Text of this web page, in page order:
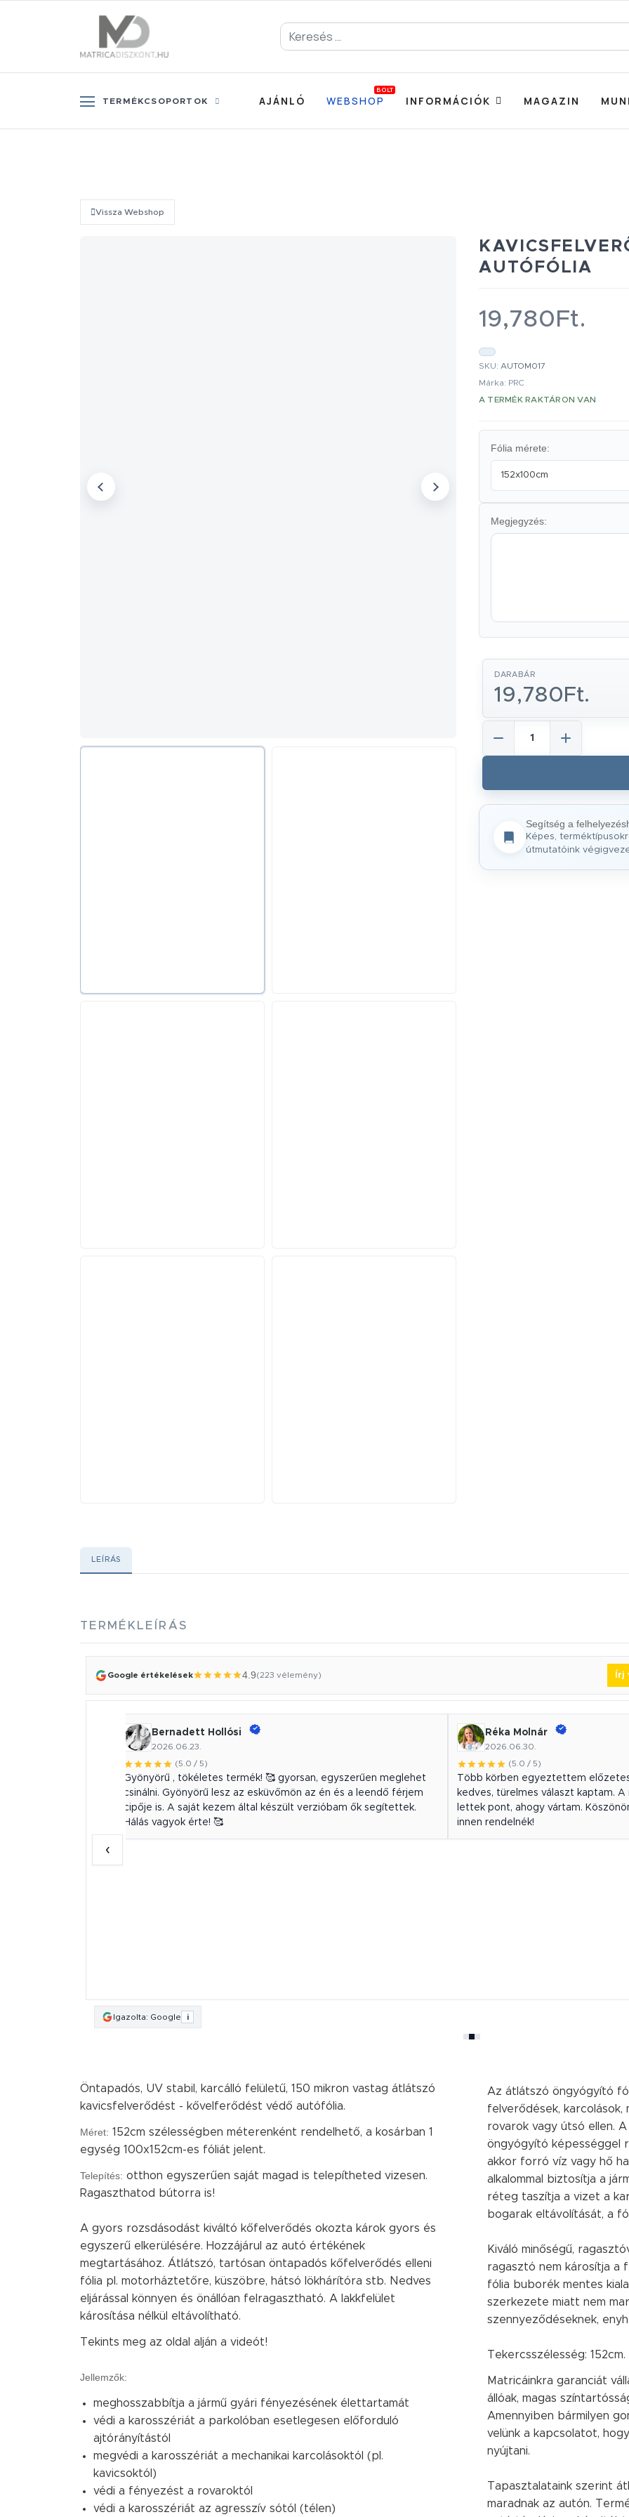
TERMÉKCSOPORTOK AJÁNLÓ WEBSHOP
BOLT
INFORMÁCIÓK MAGAZIN
Vissza Webshop
AUTÓFÓLIA
19,780Ft.
SKU: AUTOM017
Márka: PRC
A TERMÉK RAKTÁRON VAN
Fólia mérete:
152x100cm
Megjegyzés:
DARABÁR
19,780Ft.
Segítség a
Képes,
útmutatóink
LEÍRÁS
TERMÉKLEÍRÁS
Google értékelések 4.9(223 vélemény) Írj
közül! Hamarosan
Bernadett Hollósi
2026.06.23.
(5.0 / 5)
Gyönyörű , tökéletes termék! 🥰 gyorsan, egyszerűen meglehet
csinálni. Gyönyörű lesz az esküvőmön az én és a leendő férjem
cipője is. A saját kezem által készült verzióbam ők segítettek.
Hálás vagyok érte! 🥰
Réka Molnár
2026.06.30.
(5.0 / 5)
Több körben egyeztettem
kedves, türelmes választ kaptam.
lettek pont, ahogy vártam.
innen rendelnék!
‹
Igazolta: Google i
Öntapadós, UV stabil, karcálló felületű, 150 mikron vastag átlátszó
kavicsfelverődést - kővelferődést védő autófólia.
Méret: 152cm szélességben méterenként rendelhető, a kosárban 1
egység 100x152cm-es fóliát jelent.
Telepítés: otthon egyszerűen saját magad is telepítheted vizesen.
Ragaszthatod bútorra is!
A gyors rozsdásodást kiváltó kőfelverődés okozta károk gyors és
egyszerű elkerülésére. Hozzájárul az autó értékének
megtartásához. Átlátszó, tartósan öntapadós kőfelverődés elleni
fólia pl. motorháztetőre, küszöbre, hátsó lökhárítóra stb. Nedves
eljárással könnyen és önállóan felragasztható. A lakkfelület
károsítása nélkül eltávolítható.
Tekints meg az oldal alján a videót!
Jellemzők:
meghosszabbítja a jármű gyári fényezésének élettartamát
védi a karosszériát a parkolóban esetlegesen előforduló
ajtórányítástól
megvédi a karosszériát a mechanikai karcolásoktól (pl.
kavicsoktól)
védi a fényezést a rovaroktól
védi a karosszériát az agresszív sótól (télen)
Az átlátszó öngyógyító
felverődések, karcolások,
rovarok vagy útsó ellen.
öngyógyító képességgel
akkor forró víz vagy hő
alkalommal biztosítja a
réteg taszítja a vizet a
bogarak eltávolítását, a
Kiváló minőségű,
ragasztó nem károsítja a
fólia buborék mentes
szerkezete miatt nem
szennyeződéseknek,
Tekercsszélesség: 152cm.
Matricáinkra garanciát
állóak, magas
Amennyiben bármilyen
velünk a kapcsolatot,
nyújtani.
Tapasztalataink szerint
maradnak az autón.